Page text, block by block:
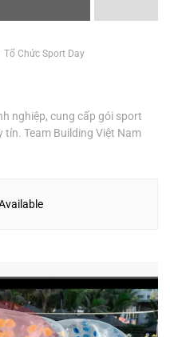
Tổ Chức Sport Day
nghiệp, cung cấp gói sport
tín. Team Building Việt Nam